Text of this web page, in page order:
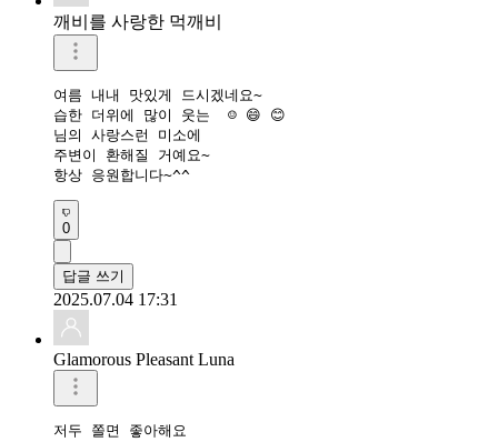
깨비를 사랑한 먹깨비
여름 내내 맛있게 드시겠네요~
습한 더위에 많이 웃는  ☺️ 😄 😊
님의 사랑스런 미소에
주변이 환해질 거예요~
항상 응원합니다~^^
0
답글 쓰기
2025.07.04 17:31
Glamorous Pleasant Luna
저두 쫄면 좋아해요